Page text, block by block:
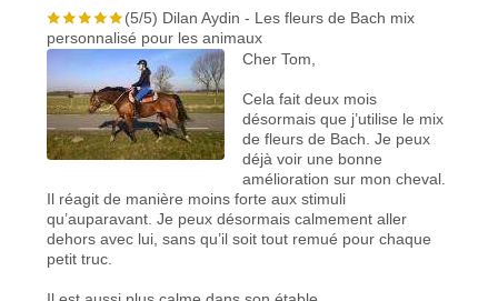
(5/5) Dilan Aydin - Les fleurs de Bach mix
personnalisé pour les animaux
Cher Tom,
Cela fait deux mois
désormais que j’utilise le mix
de fleurs de Bach. Je peux
déjà voir une bonne
amélioration sur mon cheval.
Il réagit de manière moins forte aux stimuli
qu’auparavant. Je peux désormais calmement aller
dehors avec lui, sans qu’il soit tout remué pour chaque
petit truc.